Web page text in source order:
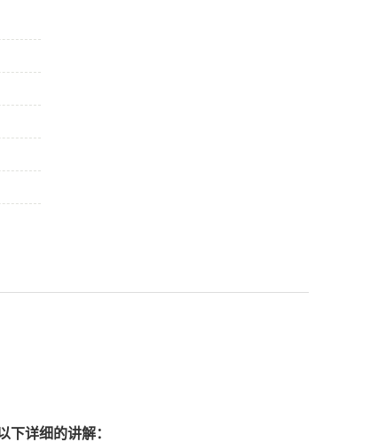
详细的讲解：